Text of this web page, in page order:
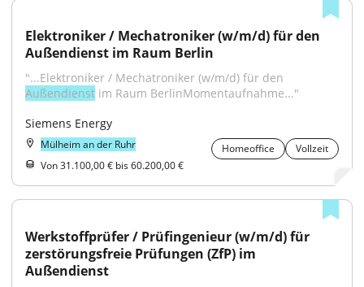
Elektroniker / Mechatroniker (w/m/d) für den
Außendienst im Raum Berlin
Außendienst im Raum BerlinMomentaufnahme..."
Siemens Energy
Mülheim an der Ruhr Homeoffice
Vollzeit
Von 31.100,00 € bis 60.200,00 €
Werkstoffprüfer / Prüfingenieur (w/m/d) für
zerstörungsfreie Prüfungen (ZfP) im
Außendienst